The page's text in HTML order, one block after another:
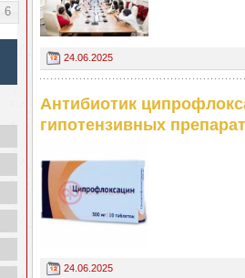
6
24.06.2025
Антибиотик
гипотензивных
24.06.2025